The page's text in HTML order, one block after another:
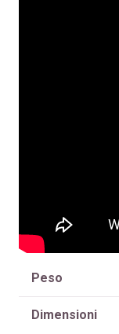
Peso
Dimensioni